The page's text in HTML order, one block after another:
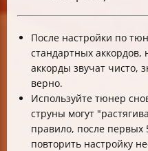
После настройки по
стандартных аккордов,
аккорды звучат чисто,
верно.
Используйте тюнер
струны могут
правило, после
повторить настройку